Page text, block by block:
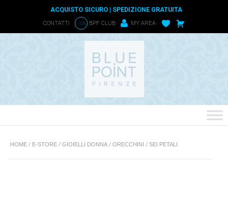
ACQUISTO SICURO | SPEDIZIONE GRATUITA
CONTATTI -10% BPF CLUB MY AREA
HOME / E-STORE / GIOIELLI DONNA / ORECCHINI / SEI PETALI